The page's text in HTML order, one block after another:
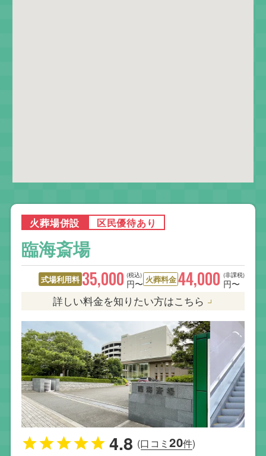
火葬場併設 区民優待あり
臨海斎場
式場利用料 (税込)
35,000 円〜 火葬料金 (非課税)
44,000 円〜
詳しい料金を知りたい方はこちら
4.8 (口コミ20件)